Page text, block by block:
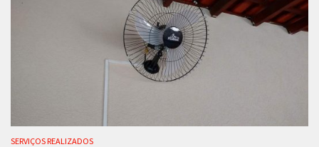
SERVIÇOS REALIZADOS